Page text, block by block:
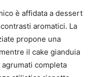
è affidata a dessert
aromatici. La
propone una
il cake gianduia
completa